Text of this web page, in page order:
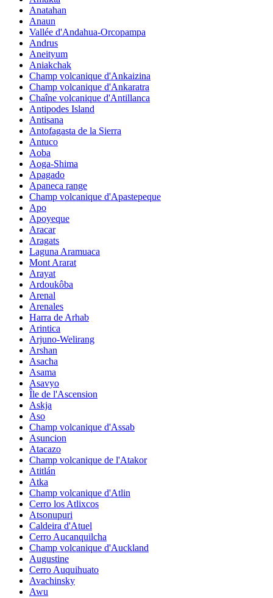
Anatahan
Anaun
Vallée d'Andahua-Orcopampa
Andrus
Aneityum
Aniakchak
Champ volcanique d'Ankaizina
Champ volcanique d'Ankaratra
Chaîne volcanique d'Antillanca
Antipodes Island
Antisana
Antofagasta de la Sierra
Antuco
Aoba
Aoga-Shima
Apagado
Apaneca range
Champ volcanique d'Apastepeque
Apo
Apoyeque
Aracar
Aragats
Laguna Aramuaca
Mont Ararat
Arayat
Ardoukôba
Arenal
Arenales
Harra de Arhab
Arintica
Arjuno-Welirang
Arshan
Asacha
Asama
Asavyo
Île de l'Ascension
Askja
Aso
Champ volcanique d'Assab
Asuncion
Atacazo
Champ volcanique de l'Atakor
Atitlán
Atka
Champ volcanique d'Atlin
Cerro los Atlixcos
Atsonupuri
Caldeira d'Atuel
Cerro Aucanquilcha
Champ volcanique d'Auckland
Augustine
Cerro Auquihuato
Avachinsky
Awu